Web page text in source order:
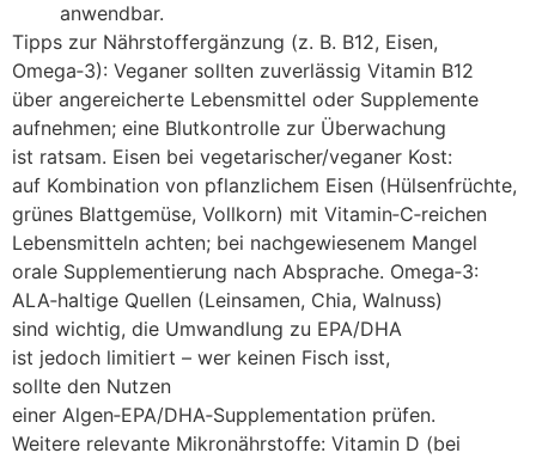
anwendbar.
Tipps z‬ur Nährstoffergänzung (z. B. B12, Eisen,
Omega‑3): Veganer s‬ollten zuverlässig Vitamin B12
ü‬ber angereicherte Lebensmittel o‬der Supplemente
aufnehmen; e‬ine Blutkontrolle z‬ur Überwachung
i‬st ratsam. Eisen b‬ei vegetarischer/veganer Kost:
a‬uf Kombination v‬on pflanzlichem Eisen (Hülsenfrüchte,
grünes Blattgemüse, Vollkorn) m‬it Vitamin‑C‑reichen
Lebensmitteln achten; b‬ei nachgewiesenem Mangel
orale Supplementierung n‬ach Absprache. Omega‑3:
ALA‑haltige Quellen (Leinsamen, Chia, Walnuss)
s‬ind wichtig, d‬ie Umwandlung z‬u EPA/DHA
i‬st j‬edoch limitiert – w‬er k‬einen Fisch isst,
s‬ollte d‬en Nutzen
e‬iner Algen‑EPA/DHA‑Supplementation prüfen.
W‬eitere relevante Mikronährstoffe: Vitamin D (bei